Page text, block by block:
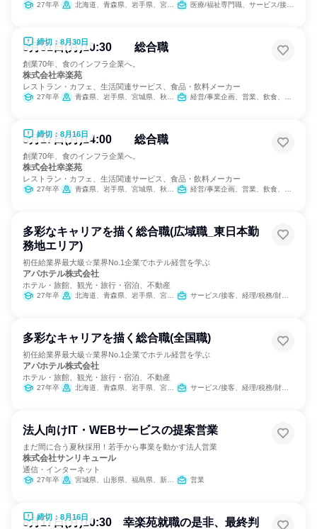
27年卒 北海道、青森県、岩手県、宮城県、秋田県、山形県、福島県、茨城県、栃木県、群馬県、新潟県、石川県、長野県、岐阜県、静岡県、愛知県、三重県、滋賀県、京都府、大阪府、兵庫県、奈良県、和歌山県、岡山県、広島県、山口県、徳島県、香川県、福岡県、長崎県、熊本県、大分県、宮崎県 医療/福祉専門職、サービス/接客、教育/保育専門職
締切：8月30日
8月31日(月)10:30 総合職
創業70年、食のインフラ企業へ。
株式会社幸楽苑
レストラン・カフェ、生活関連サービス、食品・飲料メーカー
27年卒 青森県、岩手県、宮城県、秋田県、山形県、福島県、茨城県、栃木県、群馬県、埼玉県、千葉県、東京都、神奈川県、新潟県、山梨県、長野県、静岡県 経営/事業企画、営業、飲食、小売販売/流通、製造・生産工程、SCM/生産管理/購買/物流、人事、広報/IR、商品企画、マーケティング・広告・宣伝、カスタマーサクセス
締切：8月16日
8月17日(月)14:00 総合職
創業70年、食のインフラ企業へ。
株式会社幸楽苑
レストラン・カフェ、生活関連サービス、食品・飲料メーカー
27年卒 青森県、岩手県、宮城県、秋田県、山形県、福島県、茨城県、栃木県、群馬県、埼玉県、千葉県、東京都、神奈川県、新潟県、山梨県、長野県、静岡県 経営/事業企画、営業、飲食、小売販売/流通、製造・生産工程、SCM/生産管理/購買/物流、人事、広報/IR、商品企画、マーケティング・広告・宣伝、カスタマーサクセス
多彩なキャリアを描く総合職(広域職_東日本勤
務地エリア)
初任給業界最大級☆業界No.1企業でホテル経営を学ぶ
アパホテル株式会社
ホテル・旅館、観光・旅行・宿泊、不動産
27年卒 北海道、青森県、岩手県、宮城県、山形県、福島県、栃木県、群馬県、埼玉県、千葉県、東京都、神奈川県、新潟県、長野県、岐阜県、静岡県、愛知県、三重県 サービス/接客、経理/税務/財務、人事、総務、広報/IR、経営/事業企画、営業、商品企画、マーケティング・広告・宣伝
多彩なキャリアを描く総合職(全国職)
初任給業界最大級☆業界No.1企業でホテル経営を学ぶ
アパホテル株式会社
ホテル・旅館、観光・旅行・宿泊、不動産
27年卒 北海道、青森県、岩手県、宮城県、山形県、福島県、栃木県、群馬県、埼玉県、千葉県、東京都、神奈川県、新潟県、富山県、石川県、福井県、長野県、岐阜県、静岡県、愛知県、滋賀県、京都府、大阪府、兵庫県、奈良県、和歌山県、鳥取県、岡山県、広島県、山口県、香川県、愛媛県、福岡県、佐賀県、長崎県、熊本県、宮崎県、鹿児島県、沖縄県 サービス/接客、経理/税務/財務、人事、総務、広報/IR、経営/事業企画、営業、商品企画、マーケティング・広告・宣伝
法人向けIT・WEBサービスの提案営業
まだ間に合う夏秋採用！若手から事業を動かす法人営業
株式会社サンリキュール
通信・インターネット
27年卒 宮城県、山形県、福島県、新潟県 営業
締切：8月16日
8月17日(月)10:30 幸楽苑就職の是非、最終判